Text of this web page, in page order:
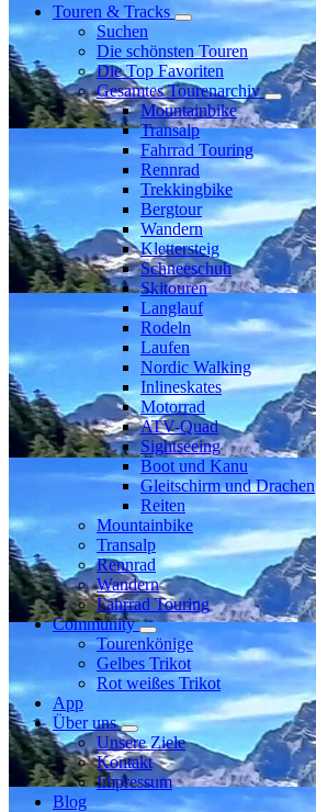
Touren & Tracks
Suchen
Die schönsten Touren
Die Top Favoriten
Gesamtes Tourenarchiv
Mountainbike
Transalp
Fahrrad Touring
Rennrad
Trekkingbike
Bergtour
Wandern
Klettersteig
Schneeschuh
Skitouren
Langlauf
Rodeln
Laufen
Nordic Walking
Inlineskates
Motorrad
ATV-Quad
Sightseeing
Boot und Kanu
Gleitschirm und Drachen
Reiten
Mountainbike
Transalp
Rennrad
Wandern
Fahrrad Touring
Community
Tourenkönige
Gelbes Trikot
Rot weißes Trikot
App
Über uns
Unsere Ziele
Kontakt
Impressum
Blog